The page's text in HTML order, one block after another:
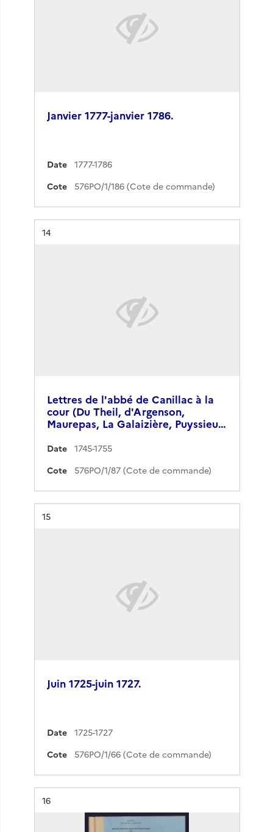
Janvier 1777-janvier 1786.
Date
1777-1786
Cote
576PO/1/186 (Cote de commande)
Résultat n°
14
Lettres de l'abbé de Canillac à la
cour (Du Theil, d'Argenson,
Maurepas, La Galaizière, Puyssieu…
Date
1745-1755
Cote
576PO/1/87 (Cote de commande)
Résultat n°
15
Juin 1725-juin 1727.
Date
1725-1727
Cote
576PO/1/66 (Cote de commande)
Résultat n°
16